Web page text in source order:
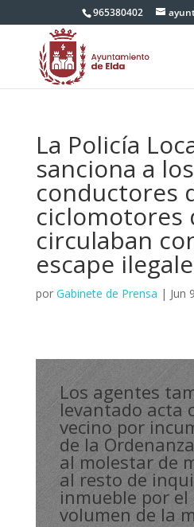
965380402
La Policía
sanciona a los
conductores
ciclomotores
circulaban
escape
por Gabinete de Prensa | Jun
Los agentes
levantado acta
vecino por
de la
al molestar de
al resto de
inmueble por el
volumen de la